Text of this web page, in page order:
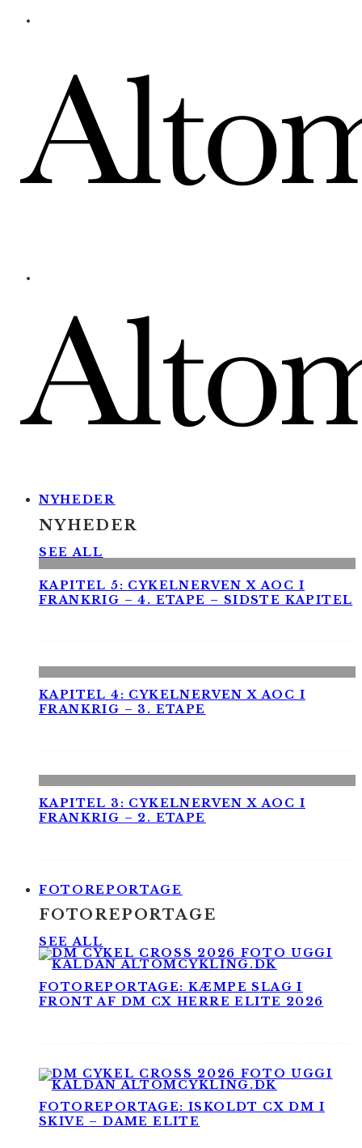
NYHEDER
NYHEDER
SEE ALL
KAPITEL 5: CYKELNERVEN X AOC I
FRANKRIG – 4. ETAPE – SIDSTE KAPITEL
KAPITEL 4: CYKELNERVEN X AOC I
FRANKRIG – 3. ETAPE
KAPITEL 3: CYKELNERVEN X AOC I
FRANKRIG – 2. ETAPE
FOTOREPORTAGE
FOTOREPORTAGE
SEE ALL
FOTOREPORTAGE: KÆMPE SLAG I
FRONT AF DM CX HERRE ELITE 2026
FOTOREPORTAGE: ISKOLDT CX DM I
SKIVE – DAME ELITE